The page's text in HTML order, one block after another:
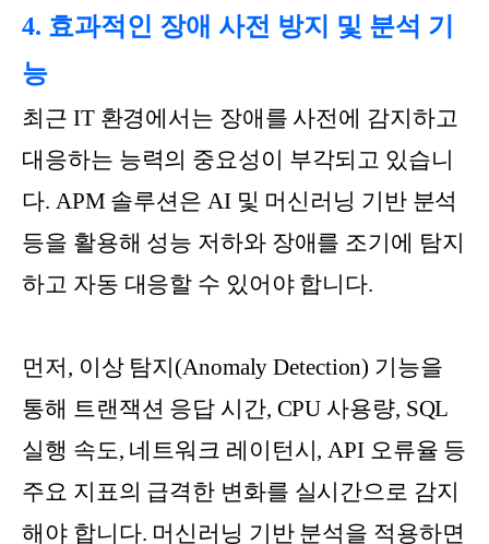
4. 효과적인 장애 사전 방지 및 분석 기
능
최근 IT 환경에서는 장애를 사전에 감지하고
대응하는 능력의 중요성이 부각되고 있습니
다. APM 솔루션은 AI 및 머신러닝 기반 분석
등을 활용해 성능 저하와 장애를 조기에 탐지
하고 자동 대응할 수 있어야 합니다.
먼저, 이상 탐지(Anomaly Detection) 기능을
통해 트랜잭션 응답 시간, CPU 사용량, SQL
실행 속도, 네트워크 레이턴시, API 오류율 등
주요 지표의 급격한 변화를 실시간으로 감지
해야 합니다. 머신러닝 기반 분석을 적용하면